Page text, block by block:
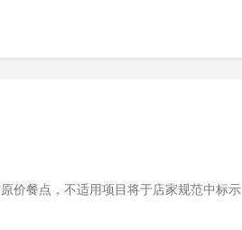
价餐点，不适用项目将于店家规范中标示